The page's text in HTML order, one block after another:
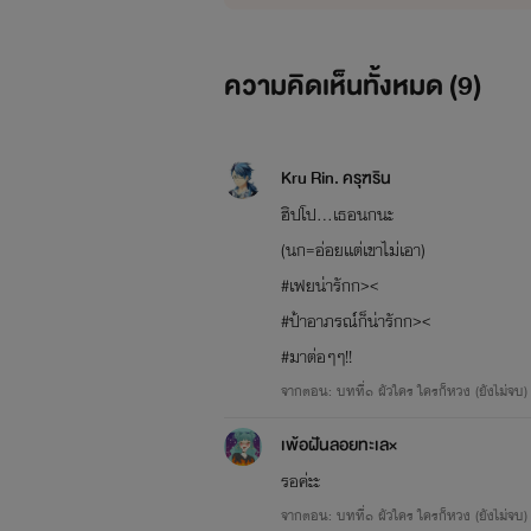
ความคิดเห็นทั้งหมด (9)
Kru Rin. ครุฑริน
ฮิปโป...เธอนกนะ
(นก=อ่อยเเต่เขาไม่เอา)
#เฟยน่ารักก><
#ป้าอาภรณ์ก็น่ารักก><
#มาต่อๆๆ!!
จากตอน: บทที่๑ ผัวใคร ใครก็หวง (ยังไม่จบ)
เพ้อฝันลอยทะเล×
รอค่ะะ
จากตอน: บทที่๑ ผัวใคร ใครก็หวง (ยังไม่จบ)